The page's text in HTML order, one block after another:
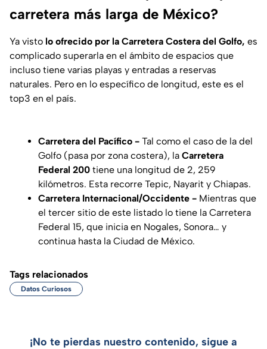
carretera más larga de México?
Ya visto lo ofrecido por la Carretera Costera del Golfo, es
complicado superarla en el ámbito de espacios que
incluso tiene varias playas y entradas a reservas
naturales. Pero en lo específico de longitud, este es el
top3 en el país.
Carretera del Pacífico - Tal como el caso de la del
Golfo (pasa por zona costera), la Carretera
Federal 200 tiene una longitud de 2, 259
kilómetros. Esta recorre Tepic, Nayarit y Chiapas.
Carretera Internacional/Occidente - Mientras que
el tercer sitio de este listado lo tiene la Carretera
Federal 15, que inicia en Nogales, Sonora… y
continua hasta la Ciudad de México.
Tags relacionados
Datos Curiosos
¡No te pierdas nuestro contenido, sigue a